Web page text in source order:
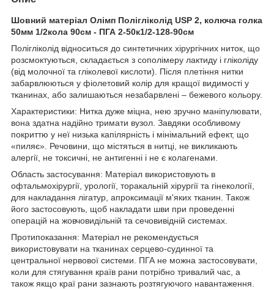
Шовний матеріал Олімп Полігліколід USP 2, колюча голка
50мм 1/2кола 90см - ПГА 2-50к1/2-128-90см
Полігліколід відноситься до синтетичних хірургічних ниток, що
розсмоктуються, складається з сополімеру лактиду і гліколіду
(від молочної та гліколевої кислоти). Після плетіння нитки
забарвлюються у фіолетовий колір для кращої видимості у
тканинах, або залишаються незабарвлені – бежевого кольору.
Характеристики: Нитка дуже міцна, нею зручно маніпулювати,
вона здатна надійно тримати вузол. Завдяки особливому
покриттю у неї низька капілярність і мінімальний ефект, що
«пиляє». Речовини, що містяться в нитці, не викликають
алергії, не токсичні, не антигенні і не є колагенами.
Область застосування: Матеріал використовують в
офтальмохірургії, урології, торакальній хірургії та гінекології,
для накладання лігатур, апроксимації м'яких тканин. Також
його застосовують, щоб накладати шви при проведенні
операцій на жовчовидільній та сечовивідній системах.
Протипоказання: Матеріал не рекомендується
використовувати на тканинах серцево-судинної та
центральної нервової системи. ПГА не можна застосовувати,
коли для стягування країв рани потрібно тривалий час, а
також якщо краї рани зазнають розтягуючого навантаження.